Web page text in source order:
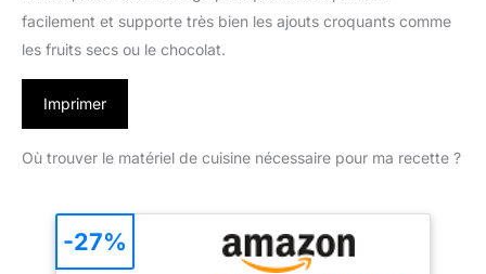
facilement et supporte très bien les ajouts croquants comme
les fruits secs ou le chocolat.
Imprimer
Où trouver le matériel de cuisine nécessaire pour ma recette ?
-27%